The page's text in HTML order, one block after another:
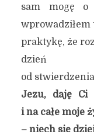
sam mogę o
wprowadziłem
praktykę, że
dzień
od
Jezu, daję Ci
i na całe moje
– niech się